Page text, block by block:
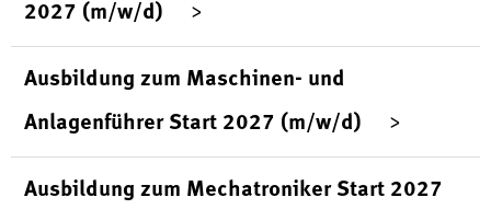
2027 (m/w/d)
Ausbildung zum Maschinen- und
Anlagenführer Start 2027 (m/w/d)
Ausbildung zum Mechatroniker Start 2027